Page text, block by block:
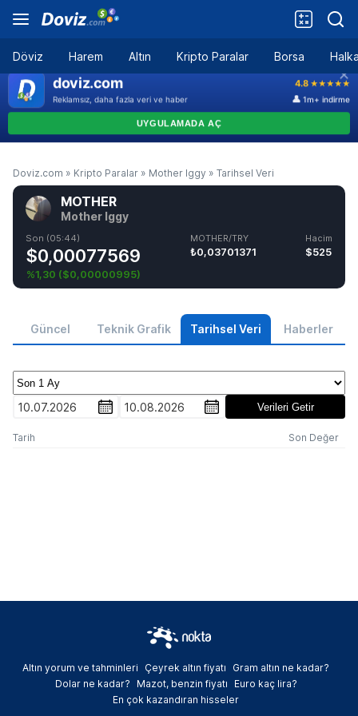
Döviz Harem Altın Kripto Paralar Borsa
Doviz.com » Kripto Paralar » Mother Iggy » Tarihsel Veri
MOTHER
Mother Iggy
Son (05:44)
$0,00077569
%1,30 ($0,00000995)
MOTHER/TRY
₺0,03701371
Hacim
$525
Güncel Teknik Grafik Tarihsel Veri Haberler
10.07.2026 10.08.2026 Verileri Getir
Tarih Son Değer
Altın yorum ve tahminleri Çeyrek altın fiyatı
Gram altın ne kadar?
Dolar ne kadar?
Mazot, benzin fiyatı
Euro kaç lira?
En çok kazandıran hisseler